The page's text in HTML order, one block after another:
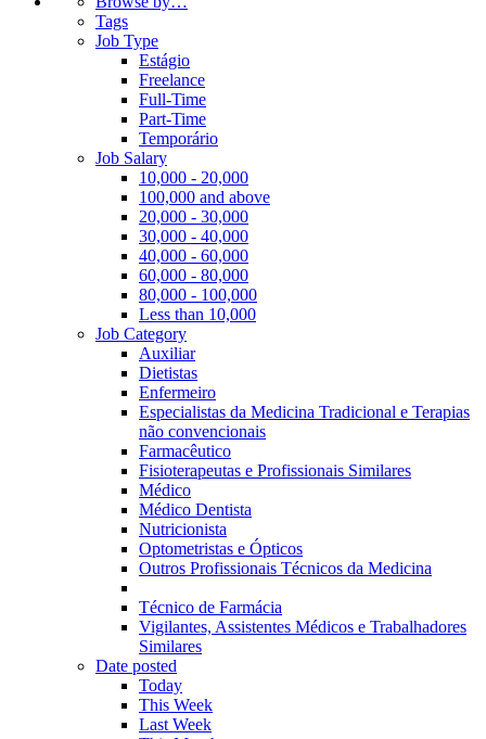
Tags
Job Type
Estágio
Freelance
Full-Time
Part-Time
Temporário
Job Salary
10,000 - 20,000
100,000 and above
20,000 - 30,000
30,000 - 40,000
40,000 - 60,000
60,000 - 80,000
80,000 - 100,000
Less than 10,000
Job Category
Auxiliar
Dietistas
Enfermeiro
Especialistas da Medicina Tradicional e Terapias
não convencionais
Farmacêutico
Fisioterapeutas e Profissionais Similares
Médico
Médico Dentista
Nutricionista
Optometristas e Ópticos
Outros Profissionais Técnicos da Medicina
Técnico de Farmácia
Vigilantes, Assistentes Médicos e Trabalhadores
Similares
Date posted
Today
This Week
Last Week